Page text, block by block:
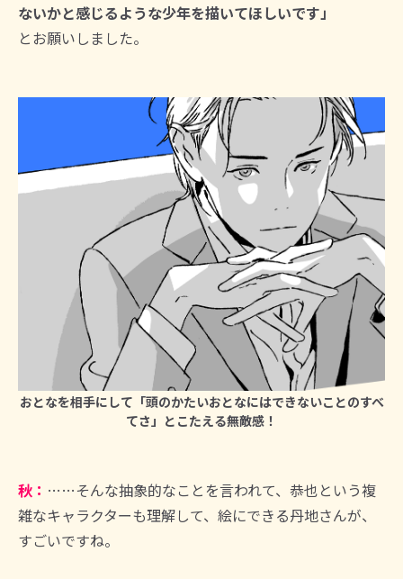
ないかと感じるような少年を描いてほしいです」
とお願いしました。
おとなを相手にして「頭のかたいおとなにはできないことのすべ
てさ」とこたえる無敵感！
秋： ……そんな抽象的なことを言われて、恭也という複
雑なキャラクターも理解して、絵にできる丹地さんが、
すごいですね。